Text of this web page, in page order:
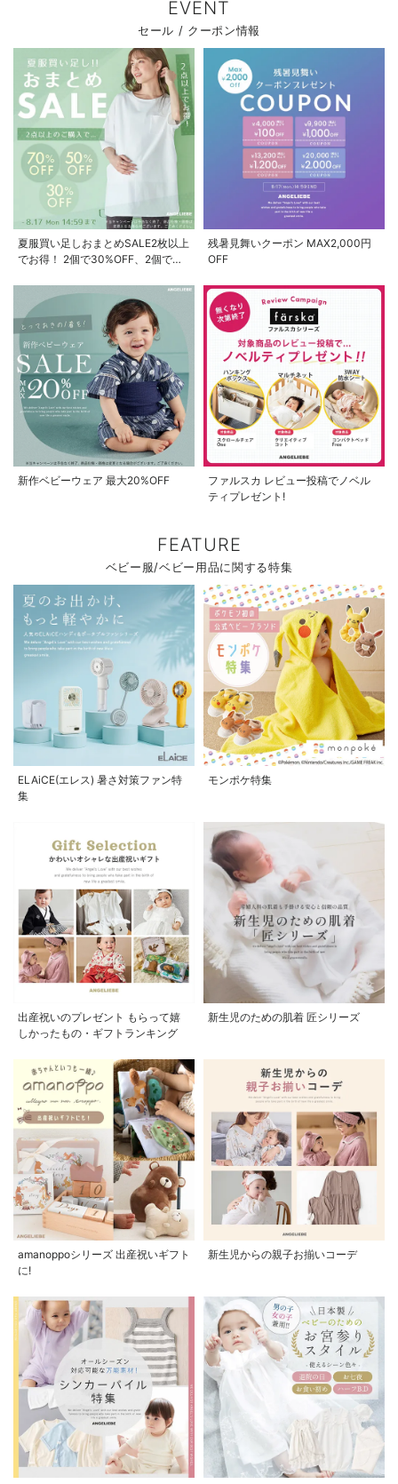
EVENT
セール / クーポン情報
夏服買い足しおまとめSALE2枚以上
でお得！ 2個で30%OFF、2個で
残暑見舞いクーポン MAX2,000円
OFF
新作ベビーウェア 最大20%OFF
ファルスカ レビュー投稿でノベル
ティプレゼント!
FEATURE
ベビー服/ベビー用品に関する特集
ELAiCE(エレス) 暑さ対策ファン特
集
モンポケ特集
出産祝いのプレゼント もらって嬉
しかったもの・ギフトランキング
新生児のための肌着 匠シリーズ
amanoppoシリーズ 出産祝いギフト
に!
新生児からの親子お揃いコーデ